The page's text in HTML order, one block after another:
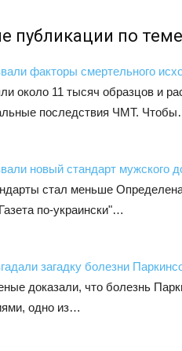
публикации по
факторы смертельного
около 11 тысяч образцов и
последствия ЧМТ.
новый стандарт мужского
стал меньше
по-украински"…
загадку болезни
доказали, что болезнь
одно из…